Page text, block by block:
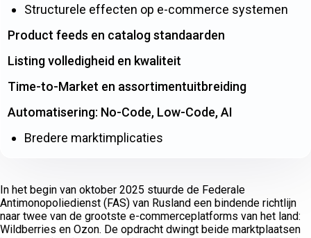
In het begin van oktober 2025 stuurde de Federale
Antimonopoliedienst (FAS) van Rusland een bindende richtlijn
naar twee van de grootste e-commerceplatforms van het land:
Wildberries en Ozon. De opdracht dwingt beide marktplaatsen
Structurele effecten op e-commerce systemen
Product feeds en catalog standaarden
Listing volledigheid en kwaliteit
Time-to-Market en assortimentuitbreiding
Automatisering: No-Code, Low-Code, AI
Bredere marktimplicaties